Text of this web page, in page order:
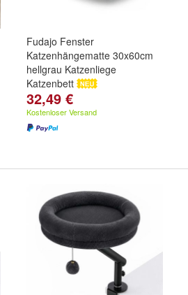
Fudajo Fenster
Katzenhängematte 30x60cm
hellgrau Katzenliege
Katzenbett
32,49 €
Kostenloser Versand